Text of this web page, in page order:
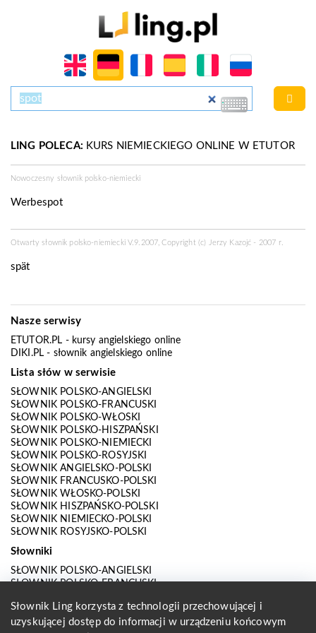
LING POLECA: KURS NIEMIECKIEGO ONLINE W ETUTOR
Nowoczesny słownik polsko-niemiecki
Werbespot
Otwarty słownik polsko-niemiecki V.9.2007, Copyright (c) Jerzy Kazojć - 2007 r.
spät
Nasze serwisy
ETUTOR.PL - kursy angielskiego online
DIKI.PL - słownik angielskiego online
Lista słów w serwisie
SŁOWNIK POLSKO-ANGIELSKI
SŁOWNIK POLSKO-FRANCUSKI
SŁOWNIK POLSKO-WŁOSKI
SŁOWNIK POLSKO-HISZPAŃSKI
SŁOWNIK POLSKO-NIEMIECKI
SŁOWNIK POLSKO-ROSYJSKI
SŁOWNIK ANGIELSKO-POLSKI
SŁOWNIK FRANCUSKO-POLSKI
SŁOWNIK WŁOSKO-POLSKI
SŁOWNIK HISZPAŃSKO-POLSKI
SŁOWNIK NIEMIECKO-POLSKI
SŁOWNIK ROSYJSKO-POLSKI
Słowniki
SŁOWNIK POLSKO-ANGIELSKI
SŁOWNIK POLSKO-FRANCUSKI
SŁOWNIK POLSKO-HISZPAŃSKI
SŁOWNIK POLSKO-NIEMIECKI
Słownik Ling korzysta z technologii przechowującej i
uzyskującej dostęp do informacji w urządzeniu końcowym